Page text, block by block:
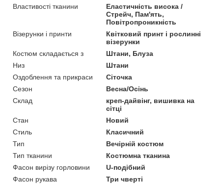
Властивості тканини
Еластичність висока /
Стрейч, Пам'ять,
Повітропроникність
Візерунки і принти
Квітковий принт і рослинні
візерунки
Костюм складається з
Штани, Блуза
Низ
Штани
Оздоблення та прикраси
Сіточка
Сезон
Весна/Осінь
Склад
креп-дайвінг, вишивка на
сітці
Стан
Новий
Стиль
Класичний
Тип
Вечірній костюм
Тип тканини
Костюмна тканина
Фасон вирізу горловини
U-подібний
Фасон рукава
Три чверті